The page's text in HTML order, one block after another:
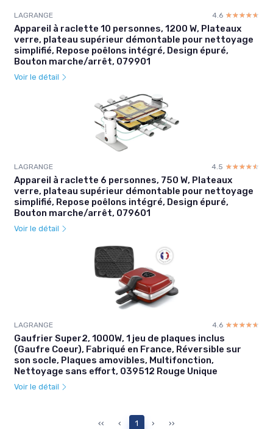
LAGRANGE 4.6 ☆☆☆☆☆
★★★★★
Appareil à raclette 10 personnes, 1200 W, Plateaux
verre, plateau supérieur démontable pour nettoyage
simplifié, Repose poêlons intégré, Design épuré,
Bouton marche/arrêt, 079901
Voir le détail
LAGRANGE 4.5 ☆☆☆☆☆
★★★★★
Appareil à raclette 6 personnes, 750 W, Plateaux
verre, plateau supérieur démontable pour nettoyage
simplifié, Repose poêlons intégré, Design épuré,
Bouton marche/arrêt, 079601
Voir le détail
LAGRANGE 4.6 ☆☆☆☆☆
★★★★★
Gaufrier Super2, 1000W, 1 jeu de plaques inclus
(Gaufre Coeur), Fabriqué en France, Réversible sur
son socle, Plaques amovibles, Multifonction,
Nettoyage sans effort, 039512 Rouge Unique
Voir le détail
‹‹ ‹ 1 › ››